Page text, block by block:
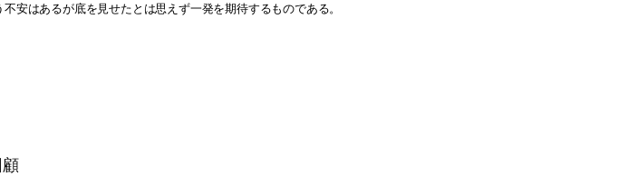
安はあるが底を見せたとは思えず一発を期待するものである。